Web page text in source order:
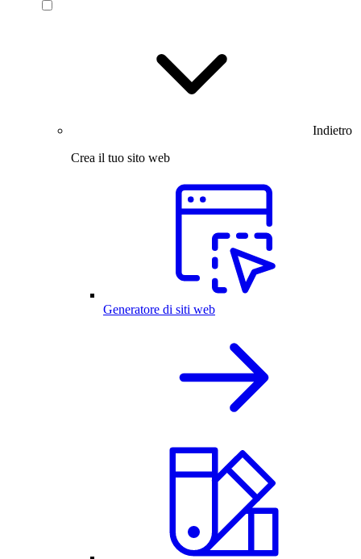
Indietro
Crea il tuo sito web
Generatore di siti web